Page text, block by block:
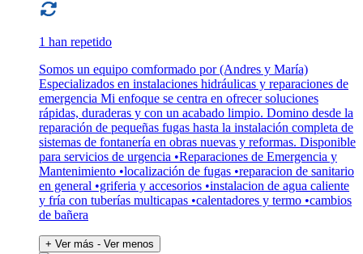
1 han repetido
Somos un equipo comformado por (Andres y María)
Especializados en instalaciones hidráulicas y reparaciones de
emergencia Mi enfoque se centra en ofrecer soluciones
rápidas, duraderas y con un acabado limpio. Domino desde la
reparación de pequeñas fugas hasta la instalación completa de
sistemas de fontanería en obras nuevas y reformas. Disponible
para servicios de urgencia •Reparaciones de Emergencia y
Mantenimiento •localización de fugas •reparacion de sanitario
en general •griferia y accesorios •instalacion de agua caliente
y fría con tuberías multicapas •calentadores y termo •cambios
de bañera
+ Ver más - Ver menos